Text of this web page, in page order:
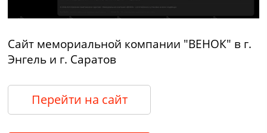
Сайт мемориальной компании "ВЕНОК" в г.
Энгель и г. Саратов
Перейти на сайт